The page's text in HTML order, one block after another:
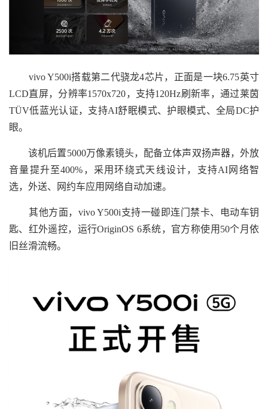
vivo Y500i搭载第二代骁龙4芯片，正面是一块6.75英寸
LCD直屏，分辨率1570x720，支持120Hz刷新率，通过莱茵
TÜV低蓝光认证，支持AI舒眠模式、护眼模式、全局DC护
眼。
该机后置5000万像素镜头，配备立体声双扬声器，外放
音量提升至400%，采用环绕式天线设计，支持AI网络智
选，外送、网约车应用网络自动加速。
其他方面，vivo Y500i支持一碰即连门禁卡、电动车钥
匙、红外遥控，运行OriginOS 6系统，官方称使用50个月依
旧丝滑流畅。